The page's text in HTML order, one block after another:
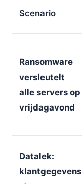
Scenario
Ransomware
versleutelt
alle servers op
vrijdagavond
Datalek:
klantgegevens